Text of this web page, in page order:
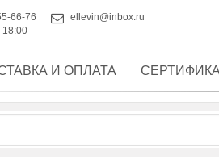
66-76
ellevin@inbox.ru
18:00
И ОПЛАТА